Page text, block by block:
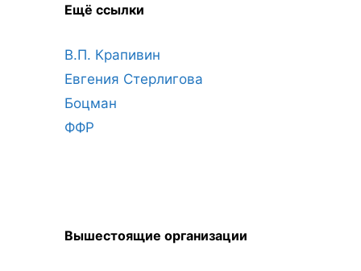
Ещё ссылки
В.П. Крапивин
Евгения Стерлигова
Боцман
ФФР
Вышестоящие организации